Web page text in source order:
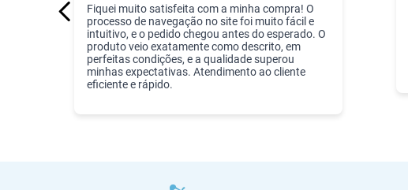
Fiquei muito satisfeita com a minha compra! O
processo de navegação no site foi muito fácil e
intuitivo, e o pedido chegou antes do esperado. O
produto veio exatamente como descrito, em
perfeitas condições, e a qualidade superou
minhas expectativas. Atendimento ao cliente
eficiente e rápido.